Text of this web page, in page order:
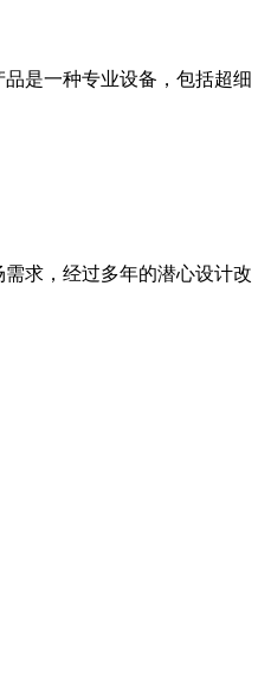
是一种专业设备，包括超细
求，经过多年的潜心设计改